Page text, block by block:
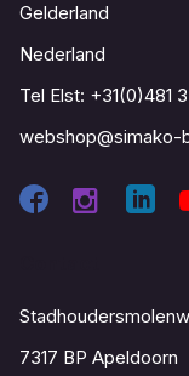
Gelderland
Nederland
Tel Elst: +31(0)481
webshop@simako-
7317 BP Apeldoorn